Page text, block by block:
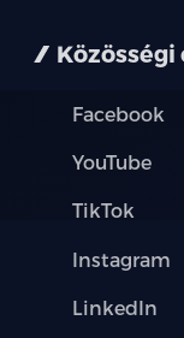
első
szélvédő
Facebook
YouTube
TikTok
Instagram
LinkedIn